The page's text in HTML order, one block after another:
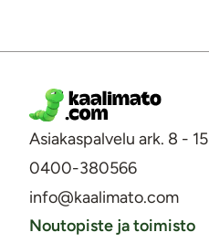
Asiakaspalvelu ark. 8 - 15
0400-380566
info@kaalimato.com
Noutopiste ja toimisto